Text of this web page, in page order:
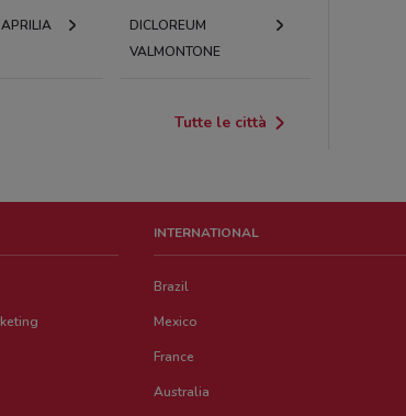
DICLOREUM
VALMONTONE
Tutte le città
INTERNATIONAL
Brazil
Mexico
France
Australia